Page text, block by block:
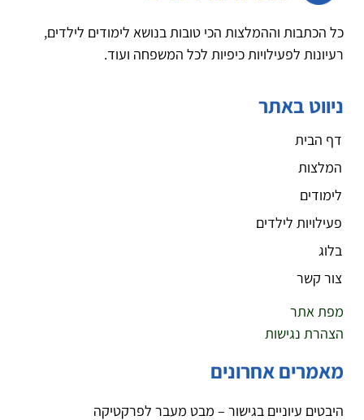
כל הכתבות וההמלצות הכי טובות בנושא לימודים לילדים,
רעיונות לפעילויות כיפיות לכל המשפחה ועוד.
ניווט באתר
דף הבית
המלצות
לימודים
פעילויות לילדים
בלוג
צור קשר
מפת אתר
הצהרת נגישות
מאמרים אחרונים
היבטים עיוניים בגישור – מבט מעבר לפרקטיקה